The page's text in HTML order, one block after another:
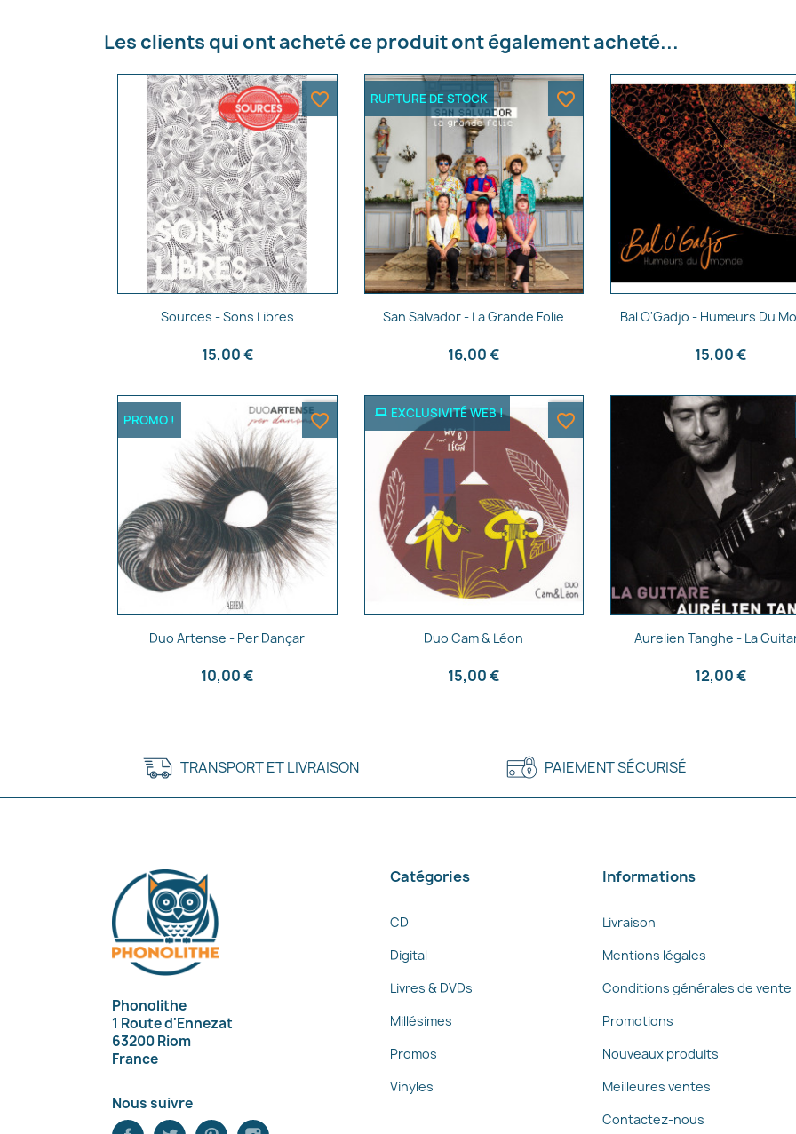
Les clients qui ont acheté ce produit ont également acheté...
Aperçu rapide
Sources - Sons Libres
15,00 €
favorite_border
Aperçu rapide
San Salvador - La Grande Folie
16,00 €
RUPTURE DE STOCK favorite_border
Aperçu rapide
Bal O'Gadjo - Humeurs Du
15,00 €
Aperçu rapide
Duo Artense - Per Dançar
10,00 €
PROMO ! favorite_border
Aperçu rapide
Duo Cam & Léon
15,00 €
EXCLUSIVITÉ WEB ! favorite_border
Aperçu rapide
Aurelien Tanghe - La
12,00 €
Annuler Créer une liste d'envies
TRANSPORT ET LIVRAISON PAIEMENT SÉCURISÉ
Phonolithe
1 Route d'Ennezat
63200 Riom
France
Nous suivre
Catégories
CD
Digital
Livres & DVDs
Millésimes
Promos
Vinyles
Informations
Livraison
Mentions légales
Conditions générales de vente
Promotions
Nouveaux produits
Meilleures ventes
Contactez-nous